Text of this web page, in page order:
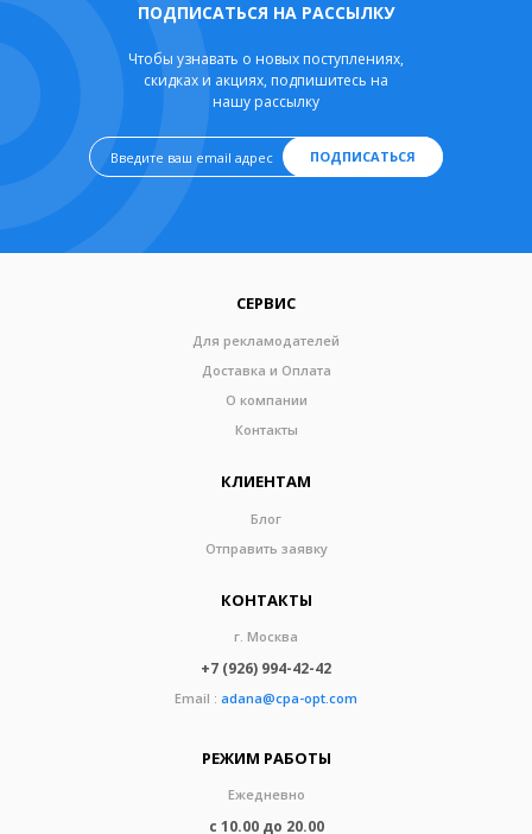
ПОДПИСАТЬСЯ НА РАССЫЛКУ
Чтобы узнавать о новых поступлениях,
скидках и акциях, подпишитесь на
нашу рассылку
ПОДПИСАТЬСЯ
СЕРВИС
Для рекламодателей
Доставка и Оплата
О компании
Контакты
КЛИЕНТАМ
Блог
Отправить заявку
КОНТАКТЫ
г. Москва
+7 (926) 994-42-42
Email : adana@cpa-opt.com
РЕЖИМ РАБОТЫ
Ежедневно
с 10.00 до 20.00